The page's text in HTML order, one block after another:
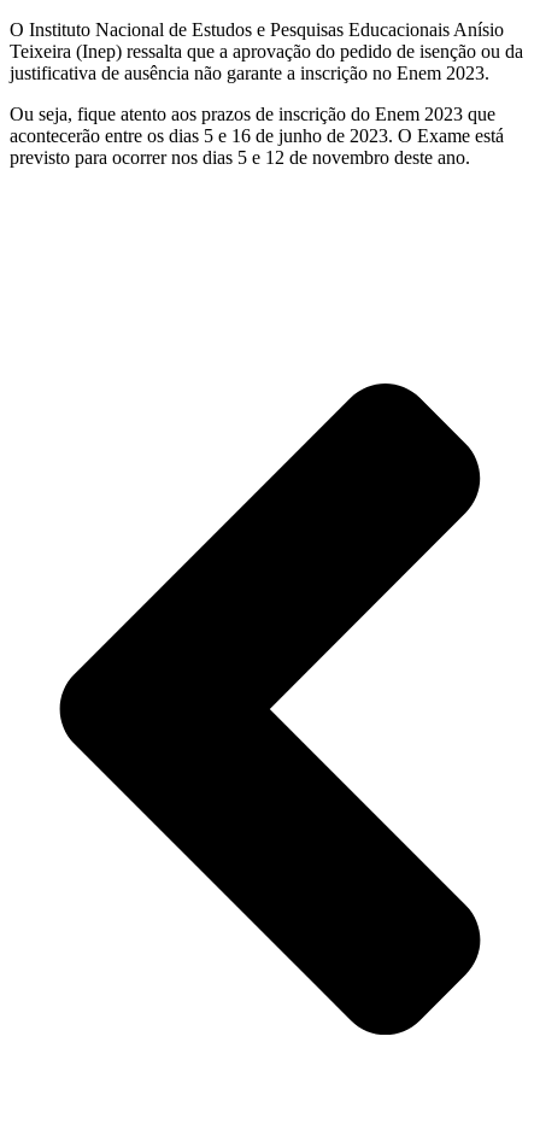
O Instituto Nacional de Estudos e Pesquisas Educacionais Anísio
Teixeira (Inep) ressalta que a aprovação do pedido de isenção ou da
justificativa de ausência não garante a inscrição no Enem 2023.
Ou seja, fique atento aos prazos de inscrição do Enem 2023 que
acontecerão entre os dias 5 e 16 de junho de 2023. O Exame está
previsto para ocorrer nos dias 5 e 12 de novembro deste ano.